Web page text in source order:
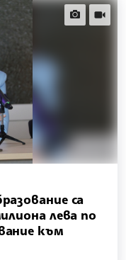
news.images
са
лева по
към